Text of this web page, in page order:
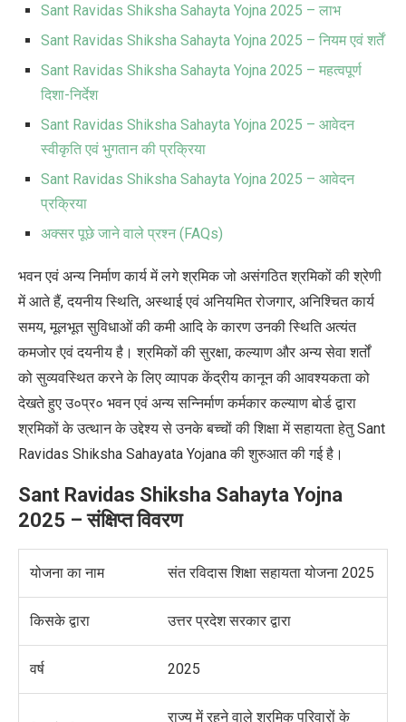
Sant Ravidas Shiksha Sahayta Yojna 2025 – लाभ
Sant Ravidas Shiksha Sahayta Yojna 2025 – नियम एवं शर्तें
Sant Ravidas Shiksha Sahayta Yojna 2025 – महत्वपूर्ण
दिशा-निर्देश
Sant Ravidas Shiksha Sahayta Yojna 2025 – आवेदन
स्वीकृति एवं भुगतान की प्रक्रिया
Sant Ravidas Shiksha Sahayta Yojna 2025 – आवेदन
प्रक्रिया
अक्सर पूछे जाने वाले प्रश्न (FAQs)
भवन एवं अन्य निर्माण कार्य में लगे श्रमिक जो असंगठित श्रमिकों की श्रेणी
में आते हैं, दयनीय स्थिति, अस्थाई एवं अनियमित रोजगार, अनिश्चित कार्य
समय, मूलभूत सुविधाओं की कमी आदि के कारण उनकी स्थिति अत्यंत
कमजोर एवं दयनीय है। श्रमिकों की सुरक्षा, कल्याण और अन्य सेवा शर्तों
को सुव्यवस्थित करने के लिए व्यापक केंद्रीय कानून की आवश्यकता को
देखते हुए उ०प्र० भवन एवं अन्य सन्निर्माण कर्मकार कल्याण बोर्ड द्वारा
श्रमिकों के उत्थान के उद्देश्य से उनके बच्चों की शिक्षा में सहायता हेतु Sant
Ravidas Shiksha Sahayata Yojana की शुरुआत की गई है।
Sant Ravidas Shiksha Sahayta Yojna
2025 –संक्षिप्त विवरण
योजना का नाम संत रविदास शिक्षा सहायता योजना 2025
किसके द्वारा उत्तर प्रदेश सरकार द्वारा
वर्ष 2025
राज्य में रहने वाले श्रमिक परिवारों के